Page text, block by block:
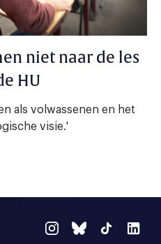
niet naar de les
HU
als volwassenen en het
visie.'